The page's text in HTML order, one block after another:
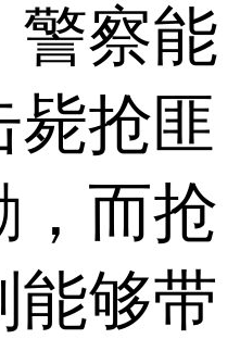
警察能
毙抢匪
，而抢
能够带